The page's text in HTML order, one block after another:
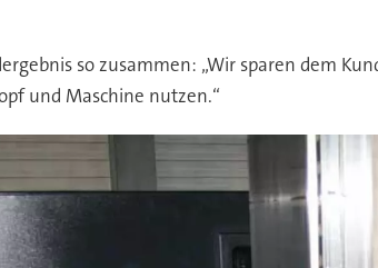
so zusammen: „Wir sparen dem
und Maschine nutzen.“